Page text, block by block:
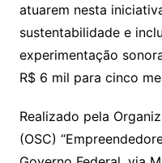
atuarem nesta
sustentabilidade e
experimentação
R$ 6 mil para cinco
Realizado pela
(OSC)